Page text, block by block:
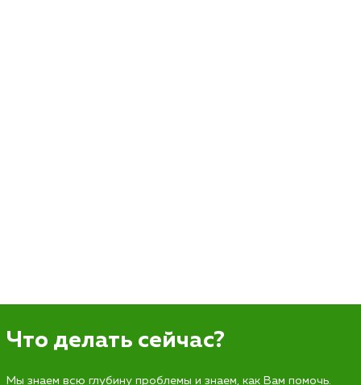
Что делать сейчас?
Мы знаем всю глубину проблемы и знаем, как Вам помочь.